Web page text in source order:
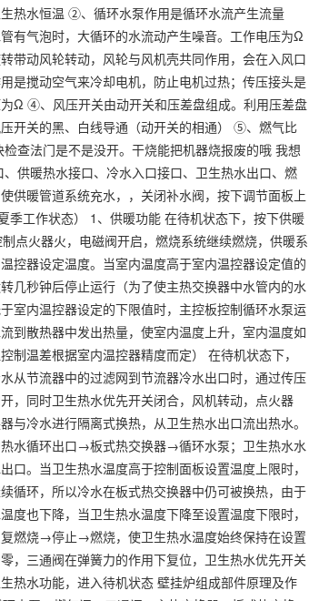
热水恒温 ②、循环水泵作用是循环水流产生流量
有气泡时，大循环的水流动产生噪音。工作电压为Ω
带动风轮转动，风轮与风机壳共同作用，会在入风口
是搅动空气来冷却电机，防止电机过热；传压接头是
Ω ④、风压开关由动开关和压差盘组成。利用压差盘
开关的黑、白线导通（动开关的相通） ⑤、燃气比
查法门是不是没开。干烧能把机器烧报废的哦 我想
供暖热水接口、冷水入口接口、卫生热水出口、燃
供暖管道系统充水，，关闭补水阀，按下调节面板上
季工作状态） 1、供暖功能 在待机状态下，按下供暖
火器火，电磁阀开启，燃烧系统继续燃烧，供暖系
器设定温度。当室内温度高于室内温控器设定值的
几秒钟后停止运行（为了使主热交换器中水管内的水
室内温控器设定的下限值时，主控板控制循环水泵运
到散热器中发出热量，使室内温度上升，室内温度如
温差根据室内温控器精度而定） 在待机状态下，
从节流器中的过滤网到节流器冷水出口时，通过传压
，同时卫生热水优先开关闭合，风机转动，点火器
冷水进行隔离式换热，从卫生热水出口流出热水。
水循环出口→板式热交换器→循环水泵；卫生热水水
。当卫生热水温度高于控制面板设置温度上限时，
循环，所以冷水在板式热交换器中仍可被换热，由于
也下降，当卫生热水温度下降至设置温度下限时，
燃烧→停止→燃烧，使卫生热水温度始终保持在设置
，三通阀在弹簧力的作用下复位，卫生热水优先开关
热水功能，进入待机状态 壁挂炉组成部件原理及作